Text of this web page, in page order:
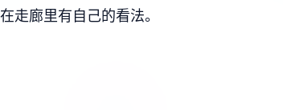
走廊里有自己的看法。